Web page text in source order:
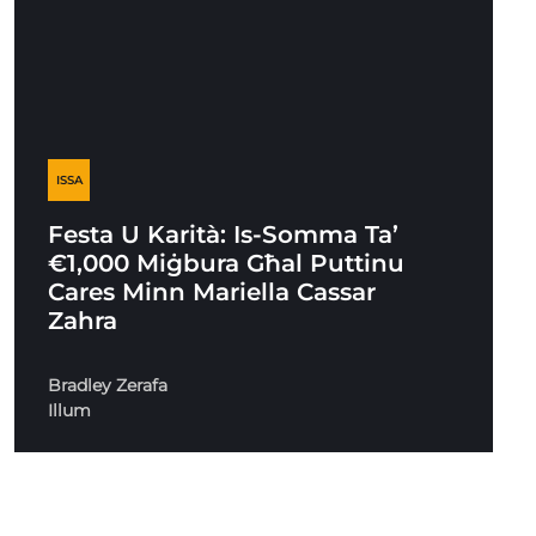
ISSA
Festa U Karità: Is-Somma Ta’
€1,000 Miġbura Għal Puttinu
Cares Minn Mariella Cassar
Zahra
Bradley Zerafa
Illum